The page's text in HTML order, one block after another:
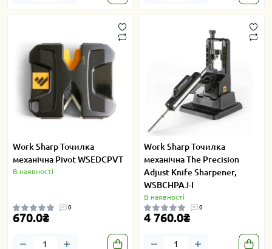
Work Sharp Точилка
механічна Pivot WSEDCPVT
В наявності
0
670.0₴
Work Sharp Точилка
механічна The Precision
Adjust Knife Sharpener,
WSBCHPAJ-I
В наявності
0
4 760.0₴